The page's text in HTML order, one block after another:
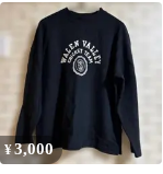
M
¥3,000